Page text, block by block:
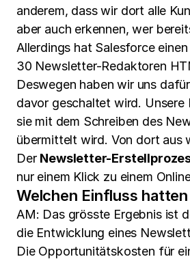
anderem, dass wir dort alle
aber auch erkennen, wer
Allerdings hat Salesforce
30 Newsletter-Redaktoren
Deswegen haben wir uns
davor geschaltet wird. Unsere
sie mit dem Schreiben des
übermittelt wird. Von dort aus
Der Newsletter-
nur einem Klick zu einem
Welchen Einfluss
AM: Das grösste Ergebnis ist
die Entwicklung eines
Die Opportunitätskosten für